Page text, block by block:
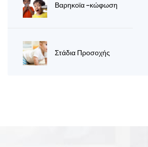
Βαρηκοϊα -κώφωση
Στάδια Προσοχής